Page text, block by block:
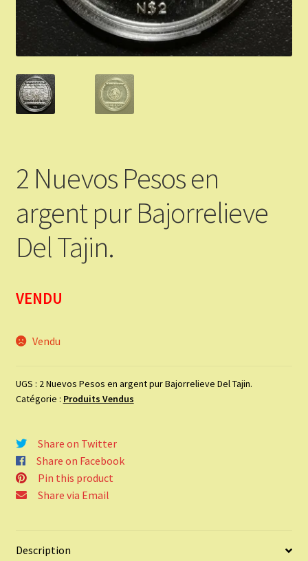
Vous Vendez
Conditions d’utilisation
Panier
2 Nuevos Pesos en
argent pur Bajorrelieve
Del Tajin.
VENDU
Vendu
UGS : 2 Nuevos Pesos en argent pur Bajorrelieve Del Tajin.
Catégorie : Produits Vendus
Share on Twitter
Share on Facebook
Pin this product
Share via Email
Description